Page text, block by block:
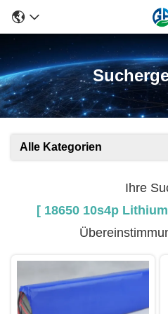
Alle Kategorien
Ihre
[ 18650 10s4p